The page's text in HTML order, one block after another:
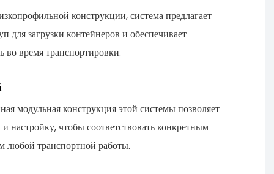
конструкции, система предлагает
для загрузки контейнеров и обеспечивает
во время транспортировки.
модульная конструкция этой системы позволяет
и настройку, чтобы соответствовать конкретным
любой транспортной работы.